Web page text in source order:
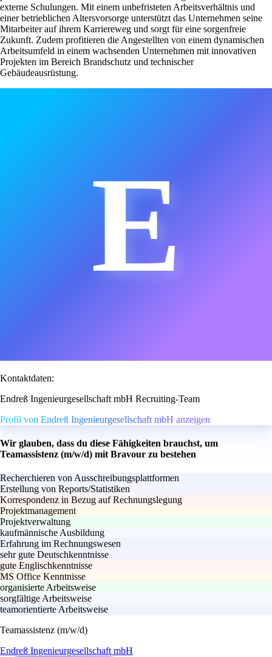
externe Schulungen. Mit einem unbefristeten Arbeitsverhältnis und
einer betrieblichen Altersvorsorge unterstützt das Unternehmen seine
Mitarbeiter auf ihrem Karriereweg und sorgt für eine sorgenfreie
Zukunft. Zudem profitieren die Angestellten von einem dynamischen
Arbeitsumfeld in einem wachsenden Unternehmen mit innovativen
Projekten im Bereich Brandschutz und technischer
Gebäudeausrüstung.
E
Kontaktdaten:
Endreß Ingenieurgesellschaft mbH Recruiting-Team
Profil von Endreß Ingenieurgesellschaft mbH anzeigen
Wir glauben, dass du diese Fähigkeiten brauchst, um
Teamassistenz (m/w/d) mit Bravour zu bestehen
Recherchieren von Ausschreibungsplattformen
Erstellung von Reports/Statistiken
Korrespondenz in Bezug auf Rechnungslegung
Projektmanagement
Projektverwaltung
kaufmännische Ausbildung
Erfahrung im Rechnungswesen
sehr gute Deutschkenntnisse
gute Englischkenntnisse
MS Office Kenntnisse
organisierte Arbeitsweise
sorgfältige Arbeitsweise
teamorientierte Arbeitsweise
Teamassistenz (m/w/d)
Endreß Ingenieurgesellschaft mbH